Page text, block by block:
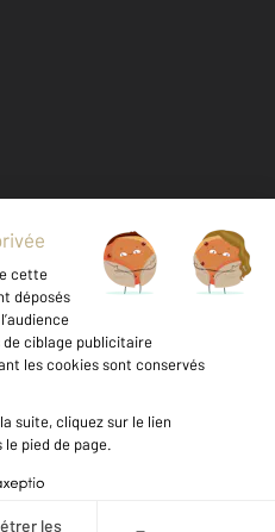
et Barèmes d'honoraires
des cookies
de ALBI (81000)